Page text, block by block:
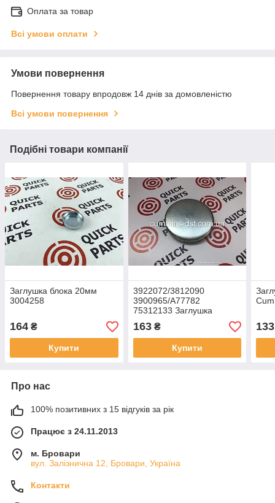
Оплата за товар
Всі умови оплати
Умови повернення
Повернення товару впродовж 14 днів за домовленістю
Всі умови повернення
Подібні товари компанії
Заглушка блока 20мм
3004258
164 ₴
Купити
3922072/3812090
3900965/A77782
75312133 Заглушка
Cummins d=58мм
163₴
Купити
133
Про нас
100% позитивних з 15 відгуків за рік
Працює з 24.11.2013
м. Бровари
вул. Залізнична 12, Бровари, Україна
Контакти